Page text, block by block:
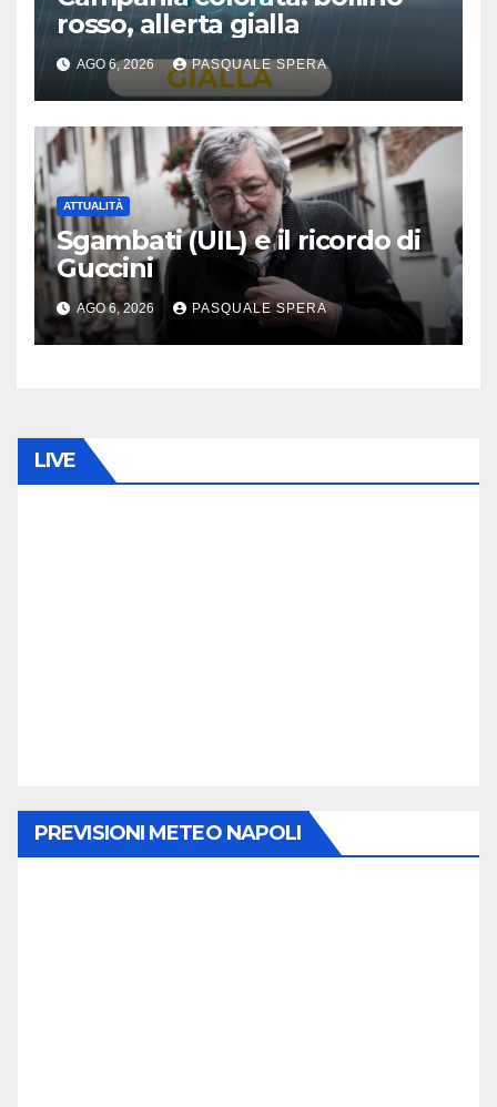
rosso, allerta gialla
AGO 6, 2026 PASQUALE SPERA
ATTUALITÀ
Sgambati (UIL) e il ricordo di
Guccini
AGO 6, 2026 PASQUALE SPERA
LIVE
PREVISIONI METEO NAPOLI